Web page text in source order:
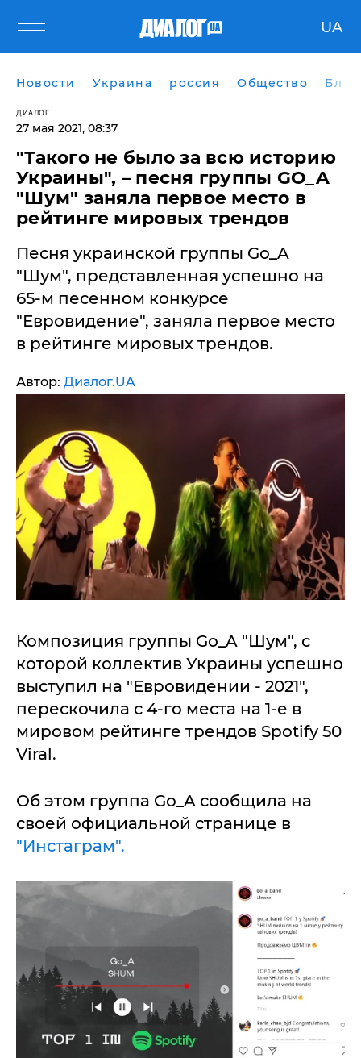
UA
Новости Украина россия Общество
ДИАЛОГ
27 мая 2021, 08:37
"Такого не было за всю историю
Украины", – песня группы GO_A
"Шум" заняла первое место в
рейтинге мировых трендов
Песня украинской группы Gо_A
"Шум", представленная успешно на
65-м песенном конкурсе
"Евровидение", заняла первое место
в рейтинге мировых трендов.
Автор: Диалог.UA
Композиция группы Gо_A "Шум", с
которой коллектив Украины успешно
выступил на "Евровидении - 2021",
перескочила с 4-го места на 1-е в
мировом рейтинге трендов Spotify 50
Viral.
Об этом группа Gо_A сообщила на
своей официальной странице в
"Инстаграм".